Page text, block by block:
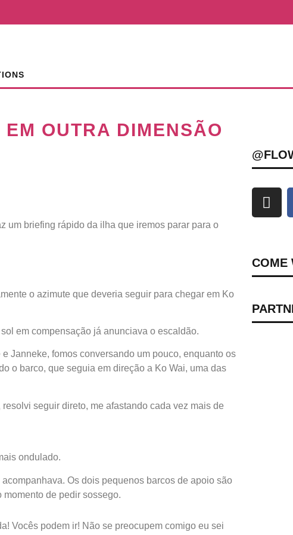
OUTRA DIMENSÃO
um briefing rápido da ilha que iremos parar para o
o azimute que deveria seguir para chegar em Ko
em compensação já anunciava o escaldão.
Janneke, fomos conversando um pouco, enquanto os
o barco, que seguia em direção a Ko Wai, uma das
seguir direto, me afastando cada vez mais de
ondulado.
Os dois pequenos barcos de apoio são
de pedir sossego.
Vocês podem ir! Não se preocupem comigo eu sei
COME